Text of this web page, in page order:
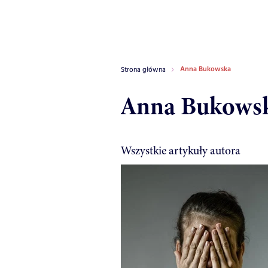
Strona główna Anna Bukowska
Anna
Wszystkie artykuły autora